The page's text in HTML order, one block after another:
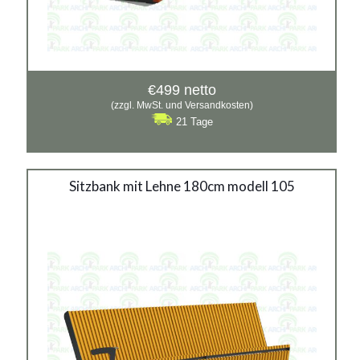
€499 netto
(zzgl. MwSt. und Versandkosten)
21 Tage
Sitzbank mit Lehne 180cm modell 105
Stahlbank 105